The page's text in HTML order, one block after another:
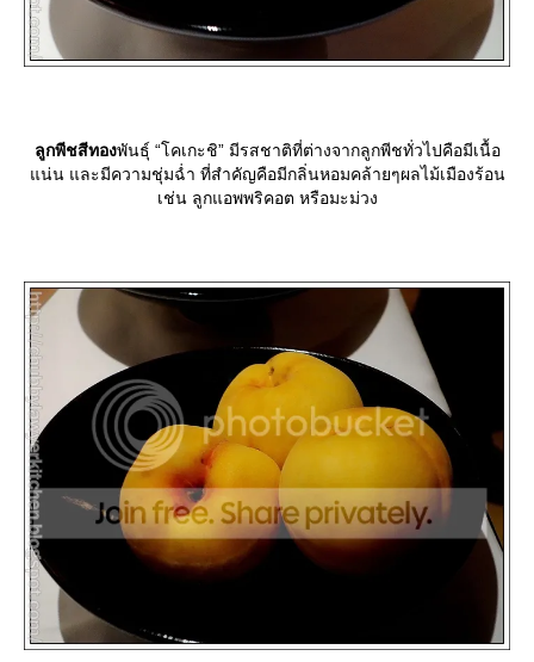
ลูกพีชสีทองพันธุ์ “โคเกะชิ” มีรสชาติที่ต่างจากลูกพีชทั่วไปคือมีเนื้อ
น่น และมีความชุ่มฉ่ำ ที่สำคัญคือมีกลิ่นหอมคล้ายๆผลไม้เมืองร้อน
เช่น ลูกแอพพริคอต หรือมะม่วง